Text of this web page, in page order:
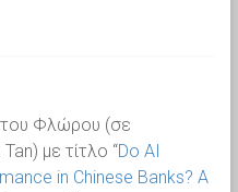
Φλώρου (σε
με τίτλο “Do AI
in Chinese Banks? A